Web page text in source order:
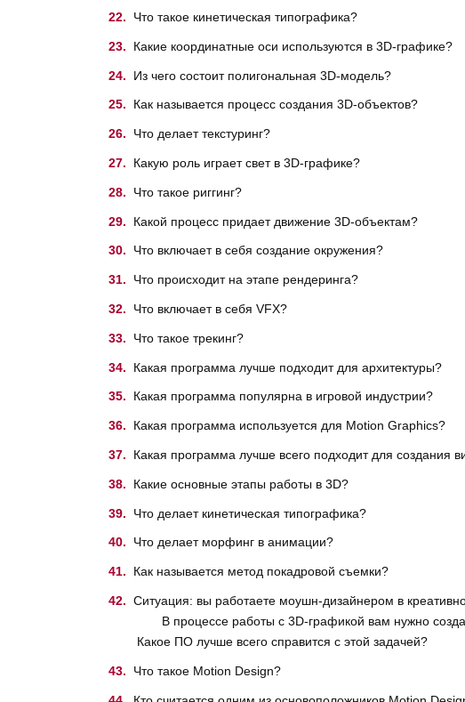
Что такое кинетическая типографика?
Какие координатные оси используются в 3D-графике?
Из чего состоит полигональная 3D-модель?
Как называется процесс создания 3D-объектов?
Что делает текстуринг?
Какую роль играет свет в 3D-графике?
Что такое риггинг?
Какой процесс придает движение 3D-объектам?
Что включает в себя создание окружения?
Что происходит на этапе рендеринга?
Что включает в себя VFX?
Что такое трекинг?
Какая программа лучше подходит для архитектуры?
Какая программа популярна в игровой индустрии?
Какая программа используется для Motion Graphics?
Какая программа лучше всего подходит для создания
Какие основные этапы работы в 3D?
Что делает кинетическая типографика?
Что делает морфинг в анимации?
Как называется метод покадровой съемки?
Ситуация: вы работаете моушн-дизайнером в
В процессе работы с 3D-графикой вам нужно
Какое ПО лучше всего справится с этой задачей?
Что такое Motion Design?